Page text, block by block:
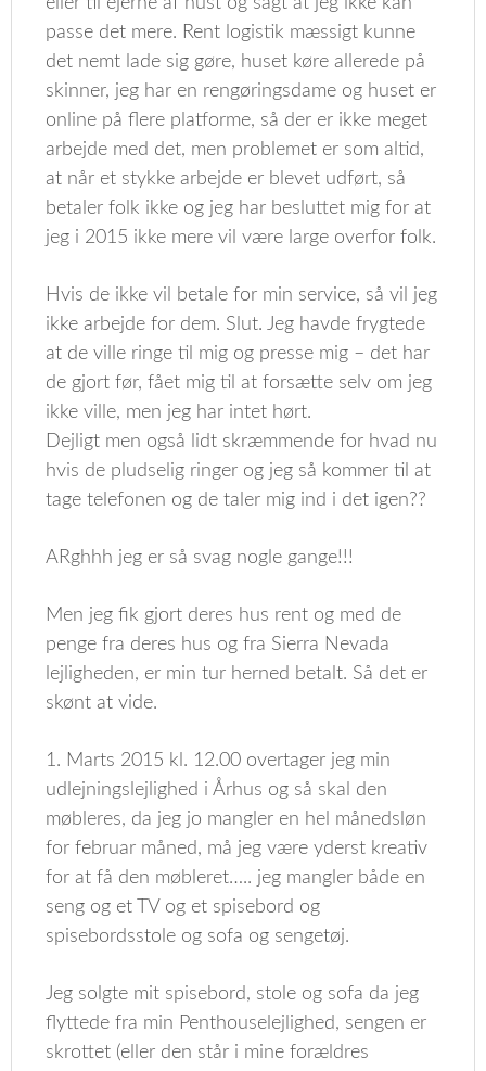
passe det mere. Rent logistik mæssigt kunne
det nemt lade sig gøre, huset køre allerede på
skinner, jeg har en rengøringsdame og huset er
online på flere platforme, så der er ikke meget
arbejde med det, men problemet er som altid,
at når et stykke arbejde er blevet udført, så
betaler folk ikke og jeg har besluttet mig for at
jeg i 2015 ikke mere vil være large overfor folk.
Hvis de ikke vil betale for min service, så vil jeg
ikke arbejde for dem. Slut. Jeg havde frygtede
at de ville ringe til mig og presse mig – det har
de gjort før, fået mig til at forsætte selv om jeg
ikke ville, men jeg har intet hørt.
Dejligt men også lidt skræmmende for hvad nu
hvis de pludselig ringer og jeg så kommer til at
tage telefonen og de taler mig ind i det igen??
ARghhh jeg er så svag nogle gange!!!
Men jeg fik gjort deres hus rent og med de
penge fra deres hus og fra Sierra Nevada
lejligheden, er min tur herned betalt. Så det er
skønt at vide.
1. Marts 2015 kl. 12.00 overtager jeg min
udlejningslejlighed i Århus og så skal den
møbleres, da jeg jo mangler en hel månedsløn
for februar måned, må jeg være yderst kreativ
for at få den møbleret….. jeg mangler både en
seng og et TV og et spisebord og
spisebordsstole og sofa og sengetøj.
Jeg solgte mit spisebord, stole og sofa da jeg
flyttede fra min Penthouselejlighed, sengen er
skrottet (eller den står i mine forældres